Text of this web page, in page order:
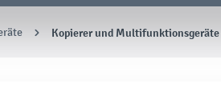
Kopierer und Multifunktionsgeräte